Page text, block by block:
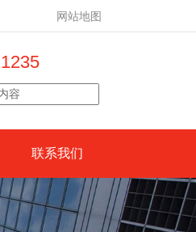
网站地图
联系我们